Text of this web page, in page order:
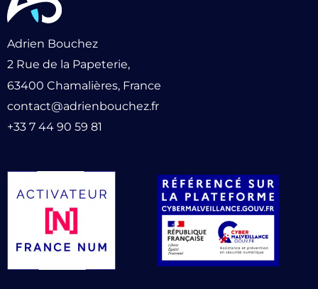
Adrien Bouchez
2 Rue de la Papeterie,
63400 Chamalières, France
contact@adrienbouchez.fr
+33 7 44 90 59 81